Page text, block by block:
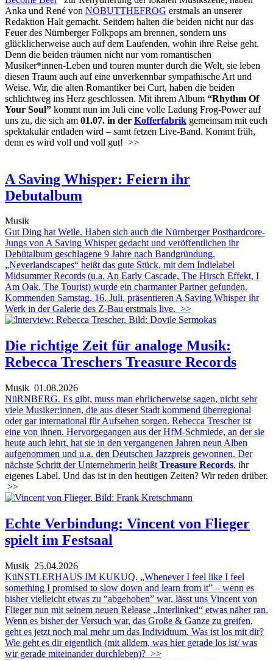
Anka und René von NOBUTTHEFROG erstmals an unserer
Redaktion Halt gemacht. Seitdem halten die beiden nicht nur das
Feuer des Nürnberger Folkpops am brennen, sondern uns
glücklicherweise auch auf dem Laufenden, wohin ihre Reise geht.
Denn die beiden träumen nicht nur vom romantischen
Musiker*innen-Leben und touren munter durch die Welt, sie leben
diesen Traum auch auf eine unverkennbar sympathische Art und
Weise. Wir, die alten Romantiker bei Curt, haben die beiden
schlichtweg ins Herz geschlossen. Mit ihrem Album “Rhythm Of
Your Soul” kommt nun im Juli eine volle Ladung Frog-Power auf
uns zu, die sich am 01.07. in der Kofferfabrik gemeinsam mit euch
spektakulär entladen wird – samt fetzen Live-Band. Kommt früh,
denn es wird voll und voll gut! >>
A Saving Whisper: Feiern ihr
Debutalbum
Musik
Gut Ding hat Weile. Haben sich auch die Nürnberger Posthardcore-
Jungs von A Saving Whisper gedacht und veröffentlichen ihr
Debütalbum geschlagene 9 Jahre nach Bandgründung.
„Neverlandscapes“ heißt das gute Stück, mit dem Indielabel
Midsummer Records (u.a. An Early Cascade, The Hirsch Effekt, I
Am Oak, The Tourist) wurde ein charmanter Partner gefunden.
Kommenden Samstag, 16. Juli, präsentieren A Saving Whisper ihr
Werk in der Galerie des Z-Bau erstmals live. >>
Die richtige Zeit für analoge Musik:
Rebecca Treschers Treasure Records
Musik 01.08.2026
NüRNBERG. Es gibt, muss man ehrlicherweise sagen, nicht sehr
viele Musiker:innen, die aus dieser Stadt kommend überregional
oder gar international für Aufsehen sorgen. Rebecca Trescher ist
eine von ihnen. Hervorgegangen aus der HfM-Schmiede, an der sie
heute auch lehrt, hat sie in den vergangenen Jahren neun Alben
aufgenommen und u.a. den Deutschen Jazzpreis gewonnen. Der
nächste Schritt der Unternehmerin heißt Treasure Records, ihr
eigenes Label. Und das ist in den heutigen Zeiten? Wir reden drüber.
>>
Echte Verbindung: Vincent von Flieger
spielt im Festsaal
Musik 25.04.2026
KüNSTLERHAUS IM KUKUQ. „Whenever I feel like I feel
something I promised to slow down and learn from it” – wenn es
bisher vielleicht etwas zu “abgehoben” war, lässt uns Vincent von
Flieger nun mit seinem neuen Release „Interlinked“ etwas näher ran.
Wenn es bisher der Versuch war, das Große & Ganze zu greifen,
geht es jetzt noch mal mehr um das Individuum. Was ist los mit dir?
Wie geht es dir eigentlich (mit alldem, was hier gerade los ist/ was
wir gerade miteinander durchleben)? >>